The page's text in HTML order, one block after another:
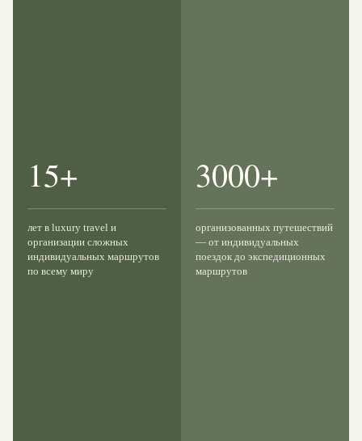
15+
лет в luxury travel и
организации сложных
индивидуальных маршрутов
по всему миру
3000+
организованных путешествий
— от индивидуальных
поездок до экспедиционных
маршрутов